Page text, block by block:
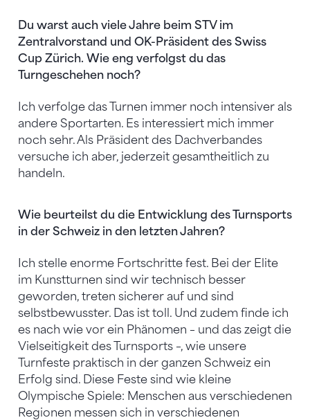
Du warst auch viele Jahre beim STV im
Zentralvorstand und OK-Präsident des Swiss
Cup Zürich. Wie eng verfolgst du das
Turngeschehen noch?
Ich verfolge das Turnen immer noch intensiver als
andere Sportarten. Es interessiert mich immer
noch sehr. Als Präsident des Dachverbandes
versuche ich aber, jederzeit gesamtheitlich zu
handeln.
Wie beurteilst du die Entwicklung des Turnsports
in der Schweiz in den letzten Jahren?
Ich stelle enorme Fortschritte fest. Bei der Elite
im Kunstturnen sind wir technisch besser
geworden, treten sicherer auf und sind
selbstbewusster. Das ist toll. Und zudem finde ich
es nach wie vor ein Phänomen – und das zeigt die
Vielseitigkeit des Turnsports –, wie unsere
Turnfeste praktisch in der ganzen Schweiz ein
Erfolg sind. Diese Feste sind wie kleine
Olympische Spiele: Menschen aus verschiedenen
Regionen messen sich in verschiedenen